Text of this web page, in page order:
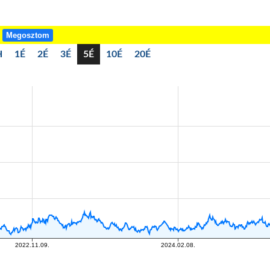
Megosztom
1É 2É 3É 5É 10É 20É